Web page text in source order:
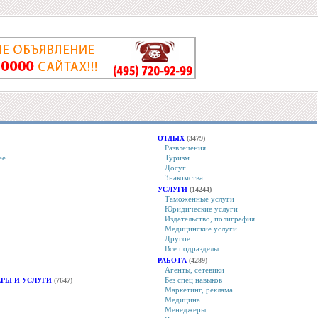
И УСЛУГИ (7647)
ОТДЫХ (3479)
Развлечения
Туризм
Досуг
Знакомства
УСЛУГИ (14244)
Таможенные услуги
Юридические услуги
Издательство, полиграфия
Медицинские услуги
Другое
Все подразделы
РАБОТА (4289)
Агенты, сетевики
Без спец навыков
Маркетинг, реклама
Медицина
Менеджеры